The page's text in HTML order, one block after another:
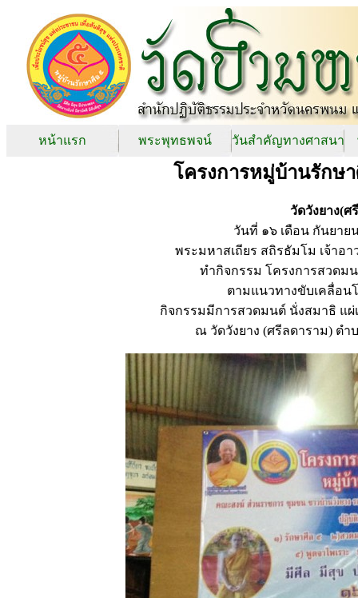
หน้าแรก พระพุทธพจน์ วันสำคัญทางศาสนา
โครงการหมู่บ้านรักษ
วัดวังยาง(ศ
วันที่ ๑๖ เดือน กันยา
พระมหาสเถียร สถิรธัมโม เจ้าอ
ทำกิจกรรม โครงการสวดม
ตามแนวทางขับเคลื่อน
กิจกรรมมีการสวดมนต์ นั่งสมาธิ แ
ณ วัดวังยาง (ศรีลดาราม) ต